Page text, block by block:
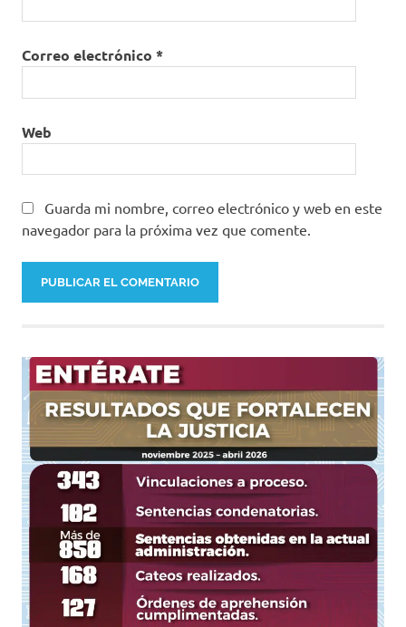
Correo electrónico *
Web
Guarda mi nombre, correo electrónico y web en este
navegador para la próxima vez que comente.